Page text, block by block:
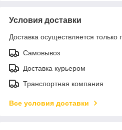
Условия доставки
Доставка осуществляется только
Самовывоз
Доставка курьером
Транспортная компания
Все условия доставки